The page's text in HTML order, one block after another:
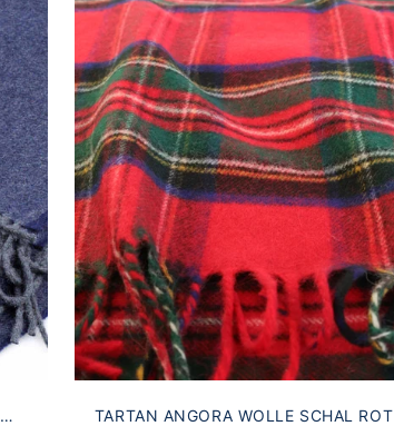
TARTAN ANGORA WOLLE SCHAL ROT